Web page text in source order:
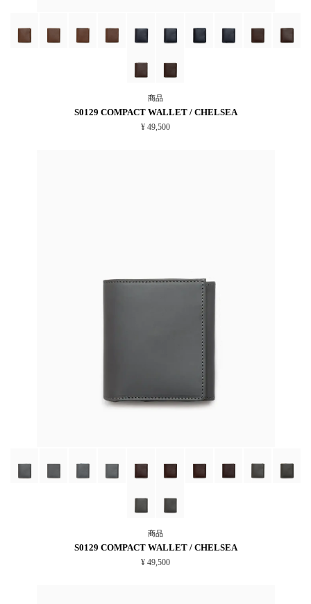
商品
S0129 COMPACT WALLET / CHELSEA
¥ 49,500
商品
S0129 COMPACT WALLET / CHELSEA
¥ 49,500